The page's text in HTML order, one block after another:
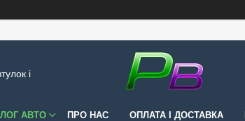
і
АВТО ПРО НАС ОПЛАТА І ДОСТАВКА